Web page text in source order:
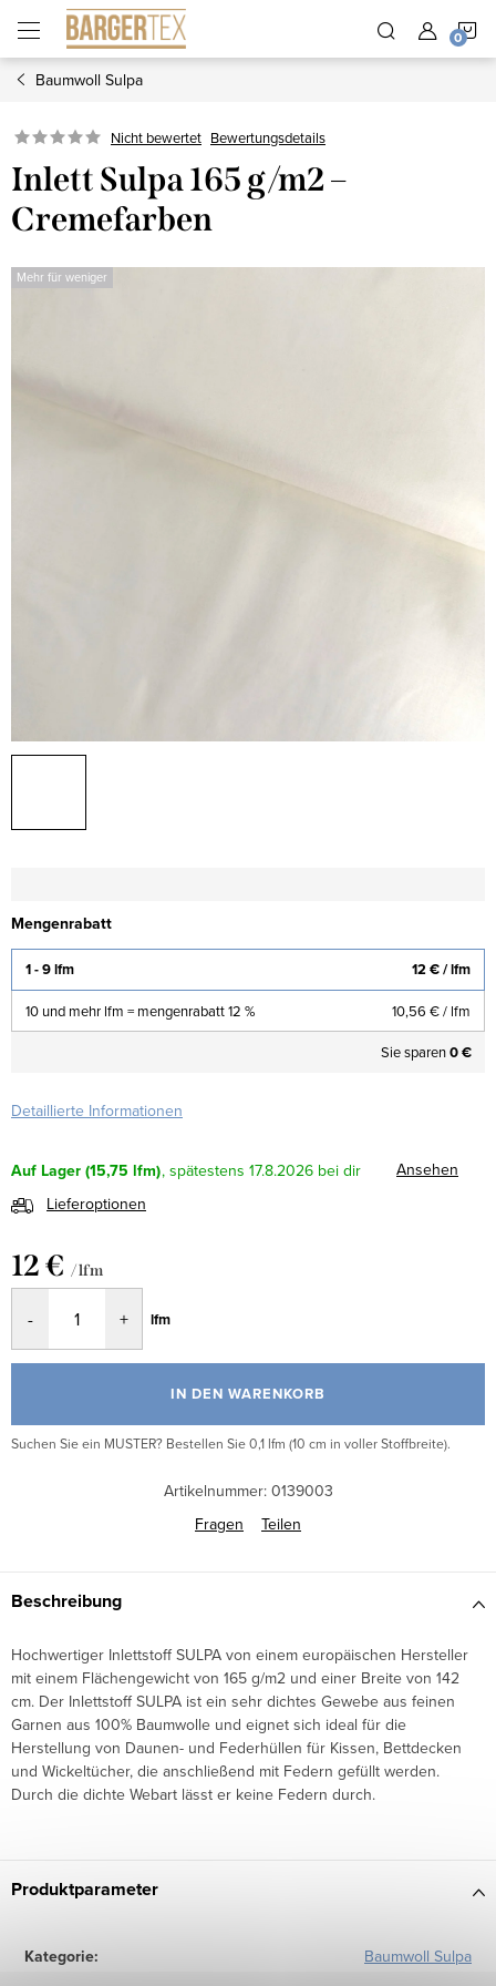
Inhalt
springen
Baumwoll Sulpa
Nicht bewertet Bewertungsdetails
Inlett Sulpa 165 g/m2 –
Cremefarben
Mehr für weniger
Mengenrabatt
1 - 9 lfm 12 €/ lfm
10 und mehr lfm = mengenrabatt 12 % 10,56 €/ lfm
Sie sparen0 €
Detaillierte Informationen
Auf Lager (15,75 lfm) 17.8.2026
Ansehen
Lieferoptionen
12 € / lfm
lfm
IN DEN WARENKORB
Suchen Sie ein MUSTER? Bestellen Sie 0,1 lfm (10 cm in voller Stoffbreite).
Artikelnummer: 0139003
Fragen
Teilen
Beschreibung
Hochwertiger Inlettstoff SULPA von einem europäischen Hersteller
mit einem Flächengewicht von 165 g/m2 und einer Breite von 142
cm. Der Inlettstoff SULPA ist ein sehr dichtes Gewebe aus feinen
Garnen aus 100% Baumwolle und eignet sich ideal für die
Herstellung von Daunen- und Federhüllen für Kissen, Bettdecken
und Wickeltücher, die anschließend mit Federn gefüllt werden.
Durch die dichte Webart lässt er keine Federn durch.
Produktparameter
Kategorie: Baumwoll Sulpa